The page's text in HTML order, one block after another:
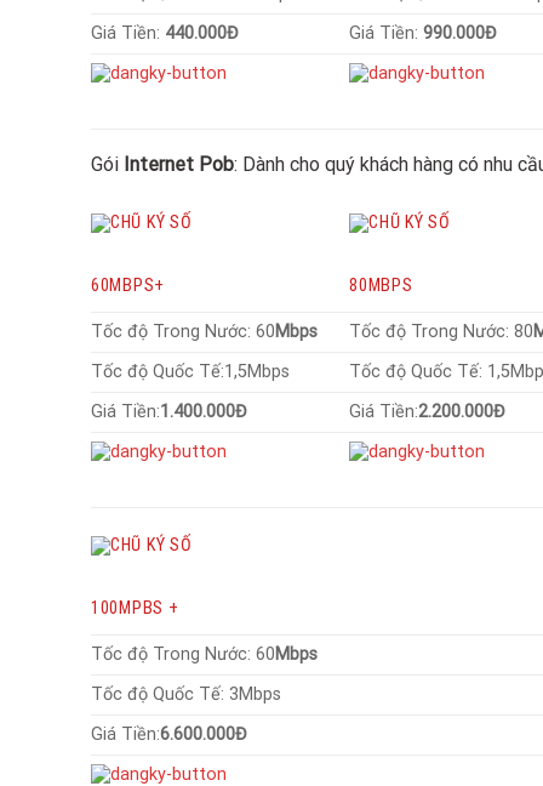
Giá Tiền: 440.000Đ Giá Tiền:990.000Đ
Gói Internet Pob: Dành cho quý khách hàng có nhu
60MBPS+ 80MBPS
Tốc độ Trong Nước: 60Mbps Tốc độ Trong Nước: 80
Tốc độ Quốc Tế:1,5Mbps
Tốc độ Quốc Tế:
Giá Tiền:1.400.000Đ Giá Tiền:2.200.000Đ
100MPBS +
Tốc độ Trong Nước: 60Mbps
Tốc độ Quốc Tế: 3Mbps
Giá Tiền:6.600.000Đ